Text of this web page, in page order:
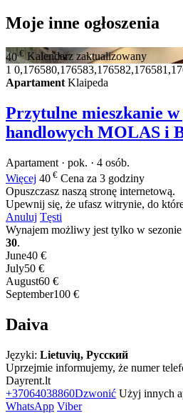
Moje inne ogłoszenia
40 € Kalendarz zaktualizowany
1
Apartament Klaipeda
Przytulne mieszkanie
handlowych MOLAS i
Apartament · pok. · 4 osób.
Więcej 40 € Cena za 3 godziny
Opuszczasz naszą stronę internetową.
Upewnij się, że ufasz witrynie, do
Anuluj Tęsti
Wynajem możliwy jest tylko w sezonie
30.
June40 €
July50 €
August60 €
September100 €
Daiva
Języki: Lietuvių, Русский
Uprzejmie informujemy, że numer
Dayrent.lt
+37064038860Dzwonić Użyj innych
WhatsApp Viber